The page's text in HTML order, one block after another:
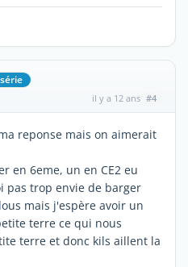
il y a 12 ans #4
reponse mais on aimerait
en 6eme, un en CE2 eu
pas trop envie de barger
mais j'espère avoir un
terre ce qui nous
terre et donc kils aillent la